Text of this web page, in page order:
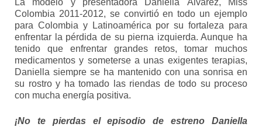
La modelo y presentadora Daniella Álvarez, Miss
Colombia 2011-2012, se convirtió en todo un ejemplo
para Colombia y Latinoamérica por su fortaleza para
enfrentar la pérdida de su pierna izquierda. Aunque ha
tenido que enfrentar grandes retos, tomar muchos
medicamentos y someterse a unas exigentes terapias,
Daniella siempre se ha mantenido con una sonrisa en
su rostro y ha tomado las riendas de todo su proceso
con mucha energía positiva.
¡No te pierdas el episodio de estreno Daniella